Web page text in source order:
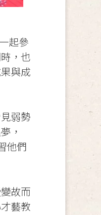
起參
，也
與成
弱勢
，
他們
故而
藝教